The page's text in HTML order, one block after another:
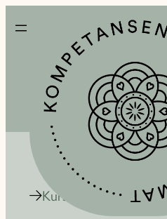
Kurskalender